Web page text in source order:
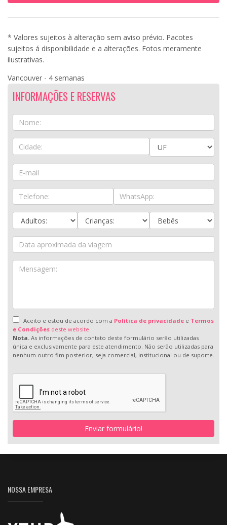
* Valores sujeitos à alteração sem aviso prévio. Pacotes
sujeitos á disponibilidade e a alterações. Fotos meramente
ilustrativas.
Vancouver - 4 semanas
INFORMAÇÕES E RESERVAS
Aceito e estou de acordo com a Política de privacidadee Termos
e Condições deste website.
Nota. As informações de contato deste formulário serão utilizadas
única e exclusivamente para este atendimento. Não serão utilizadas para
nenhum outro fim posterior, seja comercial, institucional ou de suporte.
Enviar formulário!
NOSSA EMPRESA